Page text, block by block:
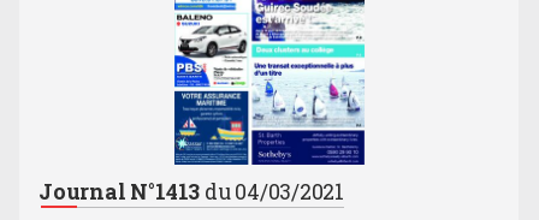
Journal N°1413 du 04/03/2021